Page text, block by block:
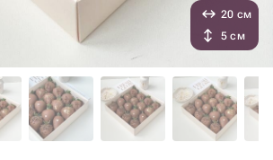
20 см
5 см